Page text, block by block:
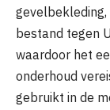
bestand tegen
waardoor het
onderhoud
gebruikt in de